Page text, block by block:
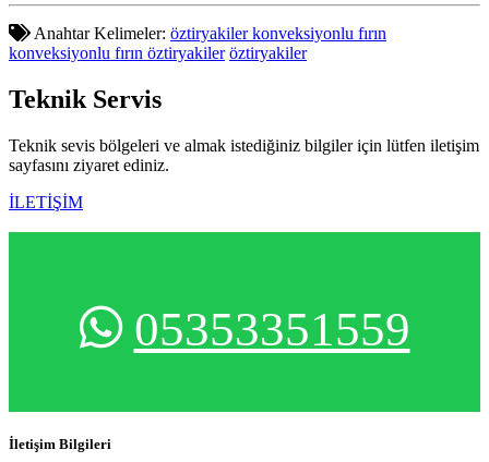
Anahtar Kelimeler: öztiryakiler konveksiyonlu fırın
konveksiyonlu fırın öztiryakiler öztiryakiler
Teknik Servis
Teknik sevis bölgeleri ve almak istediğiniz bilgiler için lütfen iletişim
sayfasını ziyaret ediniz.
İLETİŞİM
05353351559
İletişim Bilgileri